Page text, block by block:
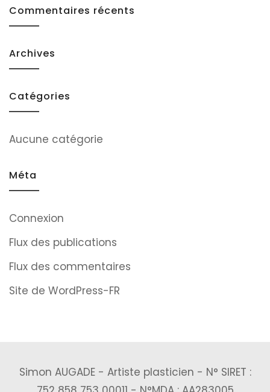
Commentaires récents
Archives
Catégories
Aucune catégorie
Méta
Connexion
Flux des publications
Flux des commentaires
Site de WordPress-FR
Simon AUGADE - Artiste plasticien - N° SIRET :